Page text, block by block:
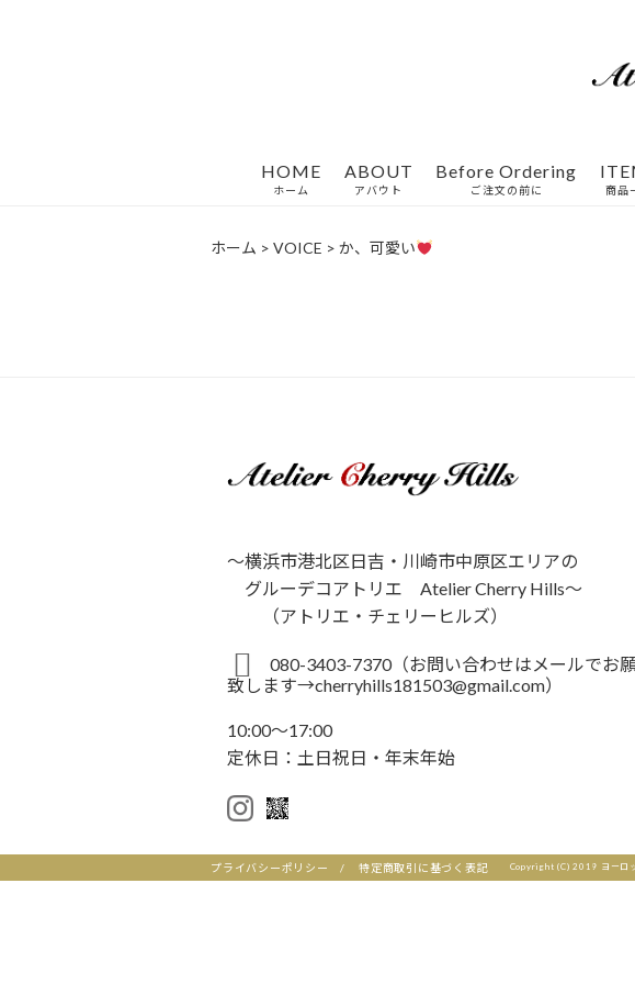
HOME
ホーム
ABOUT
アバウト
Before Ordering
ご注文の前に 商品
ホーム > VOICE > か、可愛い
～横浜市港北区日吉・川崎市中原区エリアの
グルーデコアトリエ Atelier Cherry Hills～
（アトリエ・チェリーヒルズ）
080-3403-7370（お問い合わせはメールでお
致します→cherryhills181503@gmail.com）
10:00～17:00
定休日：土日祝日・年末年始
プライバシーポリシー / 特定商取引に基づく表記 Copyright (C) 2019 ヨーロ